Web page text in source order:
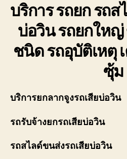
0800628488
บริการ รถยก รถส
บ่อวินรถยกให
ชนิด รถอุบัติเหตุ
ซุ้ม
บริการยกลากจูงรถเสียบ่อวิน
รถรับจ้างยกรถเสียบ่อวิน
รถสไลด์ขนส่งรถเสียบ่อวิน